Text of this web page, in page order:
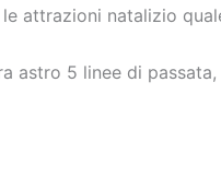
natalizio
astro 5 linee di